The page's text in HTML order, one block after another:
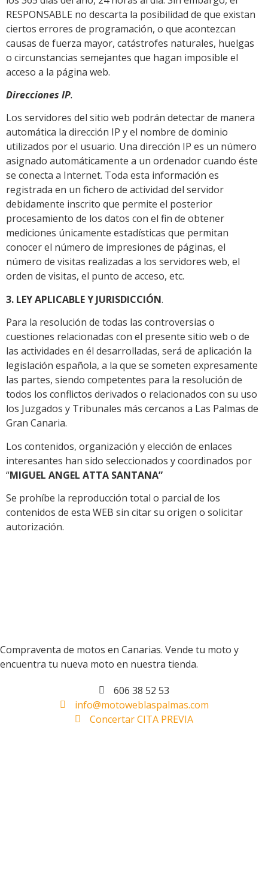
RESPONSABLE no descarta la posibilidad de que existan
ciertos errores de programación, o que acontezcan
causas de fuerza mayor, catástrofes naturales, huelgas
o circunstancias semejantes que hagan imposible el
acceso a la página web.
Direcciones IP.
Los servidores del sitio web podrán detectar de manera
automática la dirección IP y el nombre de dominio
utilizados por el usuario. Una dirección IP es un número
asignado automáticamente a un ordenador cuando éste
se conecta a Internet. Toda esta información es
registrada en un fichero de actividad del servidor
debidamente inscrito que permite el posterior
procesamiento de los datos con el fin de obtener
mediciones únicamente estadísticas que permitan
conocer el número de impresiones de páginas, el
número de visitas realizadas a los servidores web, el
orden de visitas, el punto de acceso, etc.
3. LEY APLICABLE Y JURISDICCIÓN.
Para la resolución de todas las controversias o
cuestiones relacionadas con el presente sitio web o de
las actividades en él desarrolladas, será de aplicación la
legislación española, a la que se someten expresamente
las partes, siendo competentes para la resolución de
todos los conflictos derivados o relacionados con su uso
los Juzgados y Tribunales más cercanos a Las Palmas de
Gran Canaria.
Los contenidos, organización y elección de enlaces
interesantes han sido seleccionados y coordinados por
“MIGUEL ANGEL ATTA SANTANA”
Se prohíbe la reproducción total o parcial de los
contenidos de esta WEB sin citar su origen o solicitar
autorización.
Compraventa de motos en Canarias. Vende tu moto y
encuentra tu nueva moto en nuestra tienda.
606 38 52 53
info@motoweblaspalmas.com
Concertar CITA PREVIA